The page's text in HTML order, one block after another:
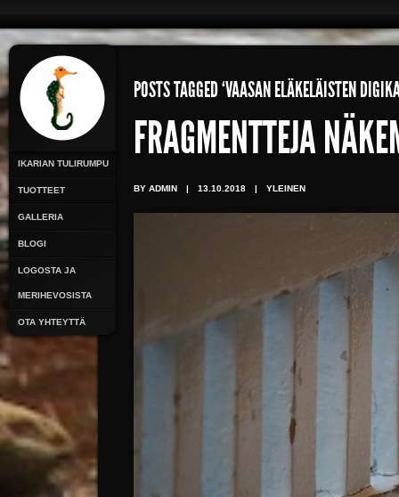
IKARIAN TULIRUMPU
TUOTTEET
GALLERIA
BLOGI
LOGOSTA JA
MERIHEVOSISTA
OTA YHTEYTTÄ
POSTS TAGGED ‘VAASAN ELÄKELÄISTEN
FRAGMENTTEJA
BY ADMIN | 13.10.2018 | YLEINEN